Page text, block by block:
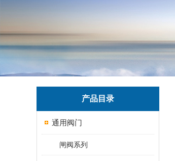
产品目录
通用阀门
闸阀系列